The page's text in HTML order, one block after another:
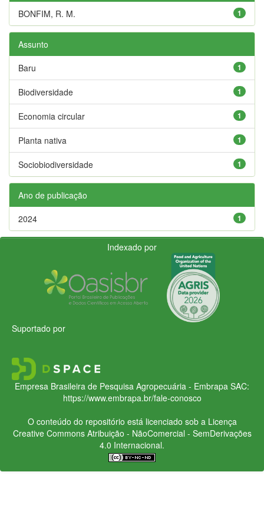
1
BONFIM, R. M.
Assunto
1
Baru
1
Biodiversidade
1
Economia circular
1
Planta nativa
1
Sociobiodiversidade
Ano de publicação
1
2024
Indexado por
Suportado por
Empresa Brasileira de Pesquisa Agropecuária - Embrapa SAC:
https://www.embrapa.br/fale-conosco
O conteúdo do repositório está licenciado sob a Licença
Creative CommonsAtribuição - NãoComercial - SemDerivações
4.0 Internacional.